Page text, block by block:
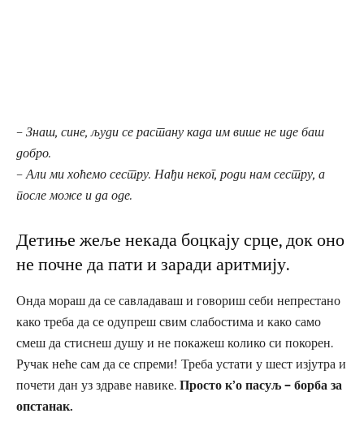
– Знаш, сине, људи се растану када им више не иде баш
добро.
– Али ми хоћемо сестру. Нађи неког, роди нам сестру, а
после може и да оде.
Детиње жеље некада боцкају срце, док оно
не почне да пати и заради аритмију.
Онда мораш да се савладаваш и говориш себи непрестано
како треба да се одупреш свим слабостима и како само
смеш да стиснеш душу и не покажеш колико си покорен.
Ручак неће сам да се спреми! Треба устати у шест изјутра и
почети дан уз здраве навике. Просто к’о пасуљ – борба за
опстанак.